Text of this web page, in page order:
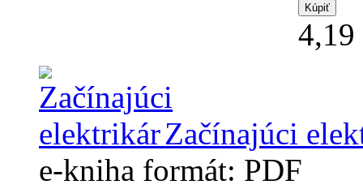
4,19
Začínajúci
e-kniha formát: PDF